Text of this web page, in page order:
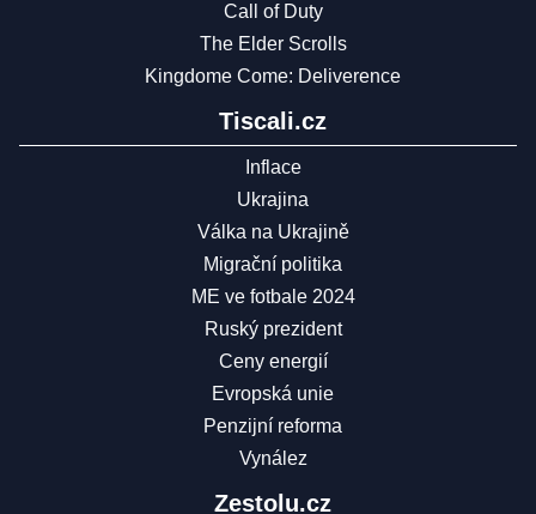
Call of Duty
The Elder Scrolls
Kingdome Come: Deliverence
Tiscali.cz
Inflace
Ukrajina
Válka na Ukrajině
Migrační politika
ME ve fotbale 2024
Ruský prezident
Ceny energií
Evropská unie
Penzijní reforma
Vynález
Zestolu.cz